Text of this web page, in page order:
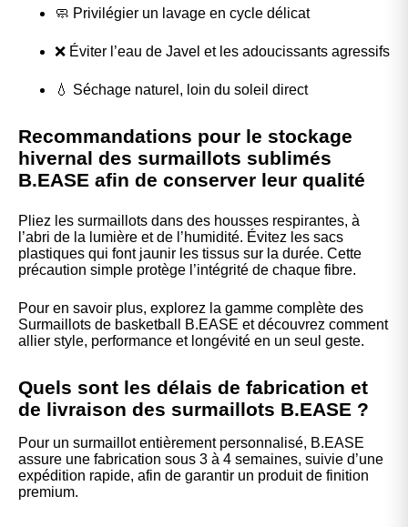
🧼 Privilégier un lavage en cycle délicat
❌ Éviter l’eau de Javel et les adoucissants agressifs
💧 Séchage naturel, loin du soleil direct
Recommandations pour le stockage
hivernal des surmaillots sublimés
B.EASE afin de conserver leur qualité
Pliez les surmaillots dans des housses respirantes, à
l’abri de la lumière et de l’humidité. Évitez les sacs
plastiques qui font jaunir les tissus sur la durée. Cette
précaution simple protège l’intégrité de chaque fibre.
Pour en savoir plus, explorez la gamme complète des
Surmaillots de basketball
B.EASE et découvrez comment
allier style, performance et longévité en un seul geste.
Quels sont les délais de fabrication et
de livraison des surmaillots B.EASE ?
Pour un surmaillot entièrement personnalisé, B.EASE
assure une fabrication sous 3 à 4 semaines, suivie d’une
expédition rapide, afin de garantir un produit de finition
premium.